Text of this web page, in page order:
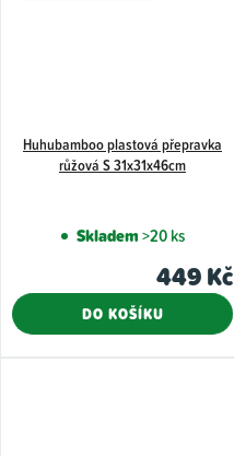
Huhubamboo plastová přepravka
růžová S 31x31x46cm
Skladem>20 ks
449 Kč
DO KOŠÍKU